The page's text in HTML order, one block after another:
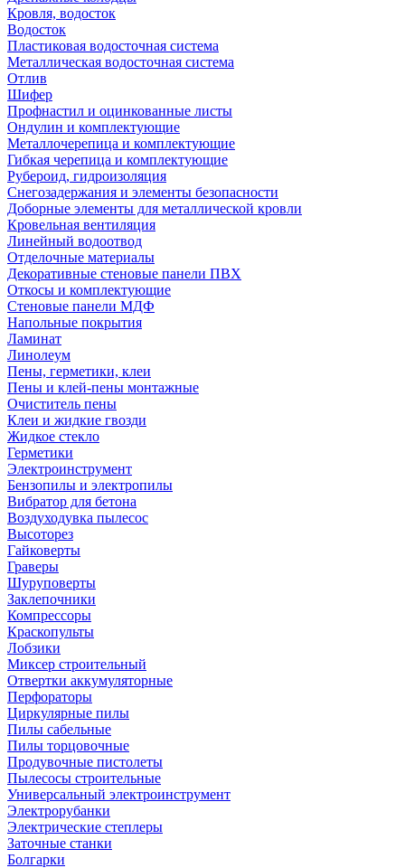
Кровля, водосток
Водосток
Пластиковая водосточная система
Металлическая водосточная система
Отлив
Шифер
Профнастил и оцинкованные листы
Ондулин и комплектующие
Металлочерепица и комплектующие
Гибкая черепица и комплектующие
Рубероид, гидроизоляция
Снегозадержания и элементы безопасности
Доборные элементы для металлической кровли
Кровельная вентиляция
Линейный водоотвод
Отделочные материалы
Декоративные стеновые панели ПВХ
Откосы и комплектующие
Стеновые панели МДФ
Напольные покрытия
Ламинат
Линолеум
Пены, герметики, клеи
Пены и клей-пены монтажные
Очиститель пены
Клеи и жидкие гвозди
Жидкое стекло
Герметики
Электроинструмент
Бензопилы и электропилы
Вибратор для бетона
Воздуходувка пылесос
Высоторез
Гайковерты
Граверы
Шуруповерты
Заклепочники
Компрессоры
Краскопульты
Лобзики
Миксер строительный
Отвертки аккумуляторные
Перфораторы
Циркулярные пилы
Пилы сабельные
Пилы торцовочные
Продувочные пистолеты
Пылесосы строительные
Универсальный электроинструмент
Электрорубанки
Электрические степлеры
Заточные станки
Болгарки